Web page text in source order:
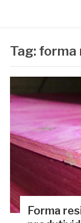
Tag: forma
Forma